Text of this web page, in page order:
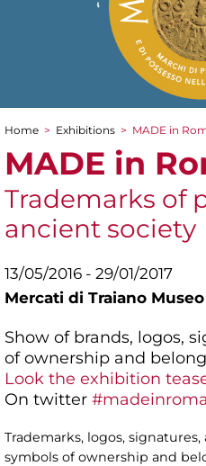
You are here
Home > Exhibitions > MADE in
MADE in
Trademarks of
ancient society
13/05/2016 - 29/01/2017
Mercati di Traiano
Show of brands, logos,
of ownership and
Look the exhibition
On twitter #madeinroma
Trademarks, logos,
symbols of ownership and